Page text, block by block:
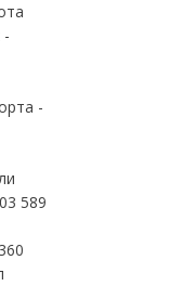
-
-
589